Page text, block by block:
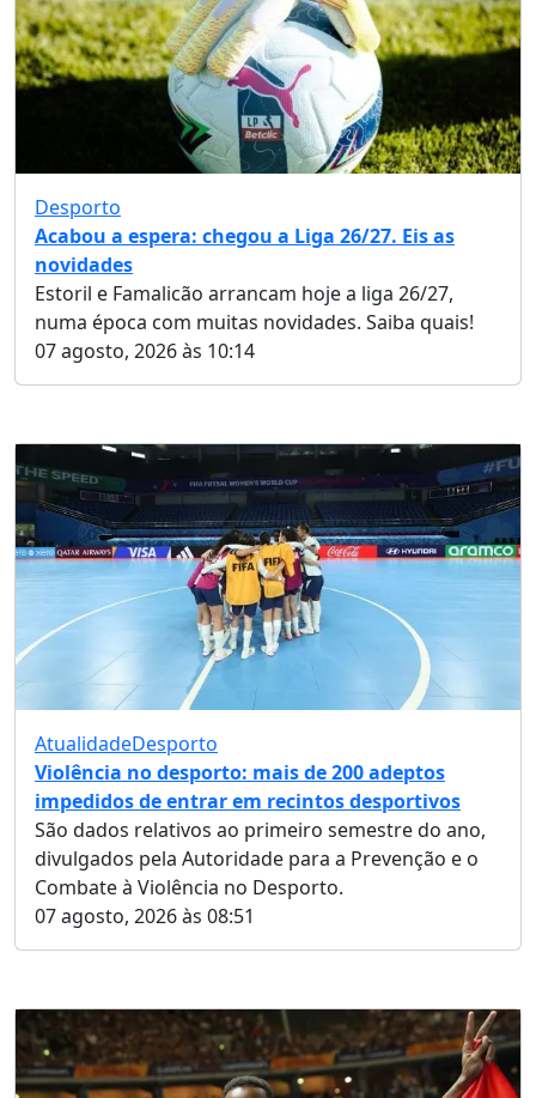
Desporto
Acabou a espera: chegou a Liga 26/27. Eis as
novidades
Estoril e Famalicão arrancam hoje a liga 26/27,
numa época com muitas novidades. Saiba quais!
07 agosto, 2026 às 10:14
AtualidadeDesporto
Violência no desporto: mais de 200 adeptos
impedidos de entrar em recintos desportivos
São dados relativos ao primeiro semestre do ano,
divulgados pela Autoridade para a Prevenção e o
Combate à Violência no Desporto.
07 agosto, 2026 às 08:51